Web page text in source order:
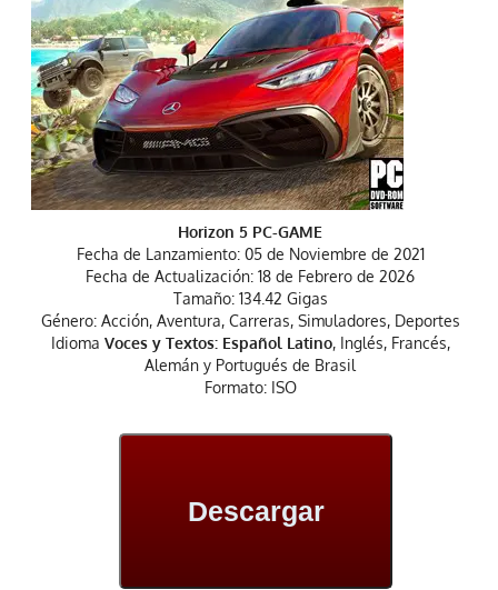
Horizon 5 PC-GAME
Fecha de Lanzamiento: 05 de Noviembre de 2021
Fecha de Actualización: 18 de Febrero de 2026
Tamaño: 134.42 Gigas
Género: Acción, Aventura, Carreras, Simuladores, Deportes
Idioma Voces y Textos: Español Latino, Inglés, Francés,
Alemán y Portugués de Brasil
Formato: ISO
Descargar